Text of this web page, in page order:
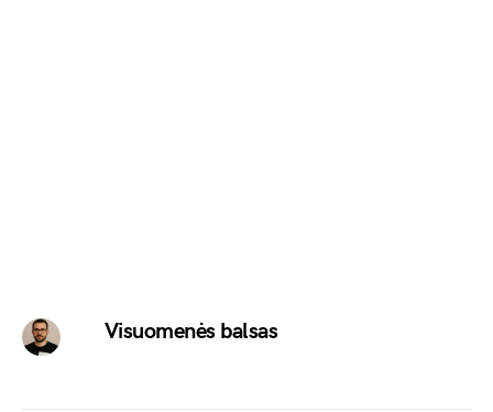
Visuomenės balsas